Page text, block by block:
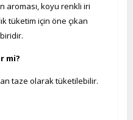
aroması, koyu renkli iri
tüketim için öne çıkan
mi?
taze olarak tüketilebilir.